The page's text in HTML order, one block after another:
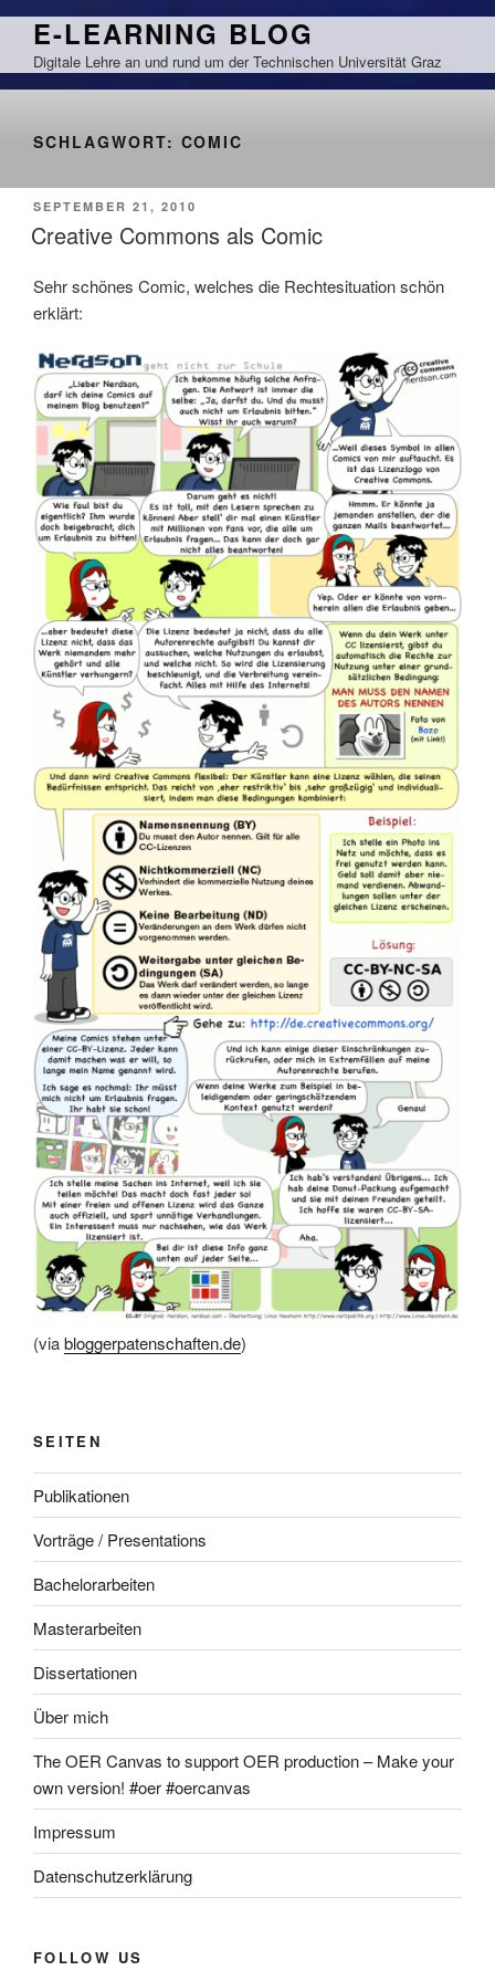
Zum
springen
E-LEARNING BLOG
Digitale Lehre an und rund um der Technischen Universität Graz
SCHLAGWORT: COMIC
VERÖFFENTLICHT
AM
SEPTEMBER 21, 2010
Creative Commons als Comic
Sehr schönes Comic, welches die Rechtesituation schön
erklärt:
(viabloggerpatenschaften.de)
SEITEN
Publikationen
Vorträge / Presentations
Bachelorarbeiten
Masterarbeiten
Dissertationen
Über mich
The OER Canvas to support OER production – Make your
own version! #oer #oercanvas
Impressum
Datenschutzerklärung
FOLLOW US